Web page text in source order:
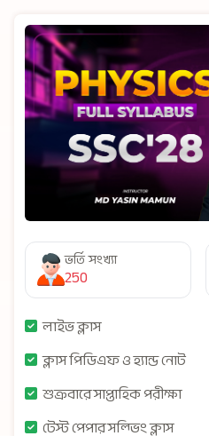
ভর্তি সংখ্যা
250
লাইভ ক্লাস
ক্লাস পিডিএফ ও হ্যান্ড নোট
শুক্রবারে সাপ্তাহিক পরীক্ষা
টেস্ট পেপার সল্ভিং ক্লাস